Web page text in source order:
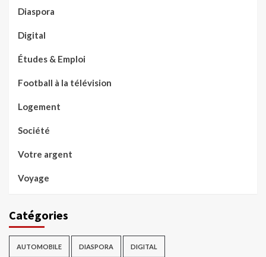
Diaspora
Digital
Études & Emploi
Football à la télévision
Logement
Société
Votre argent
Voyage
Catégories
AUTOMOBILE DIASPORA DIGITAL